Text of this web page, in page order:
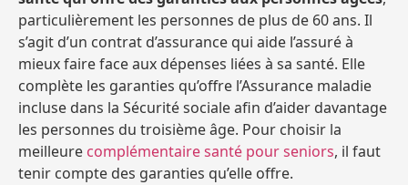
particulièrement les personnes de plus de 60 ans. Il
s’agit d’un contrat d’assurance qui aide l’assuré à
mieux faire face aux dépenses liées à sa santé. Elle
complète les garanties qu’offre l’Assurance maladie
incluse dans la Sécurité sociale afin d’aider davantage
les personnes du troisième âge. Pour choisir la
meilleure complémentaire santé pour seniors, il faut
tenir compte des garanties qu’elle offre.